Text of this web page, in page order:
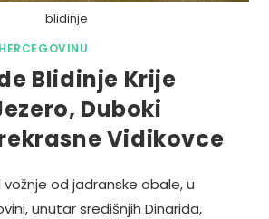
blidinje
Blidinje Krije
Duboki
Vidikovce
od jadranske obale, u
unutar središnjih Dinarida,